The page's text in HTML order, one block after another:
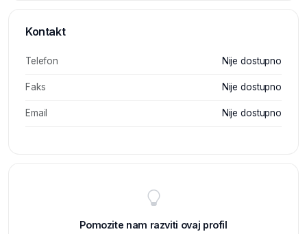
Kontakt
Telefon Nije dostupno
Faks Nije dostupno
Email Nije dostupno
Pomozite nam razviti ovaj profil